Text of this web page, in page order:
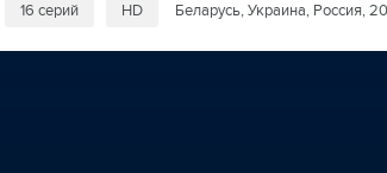
16 серий HD Беларусь, Украина, Россия,